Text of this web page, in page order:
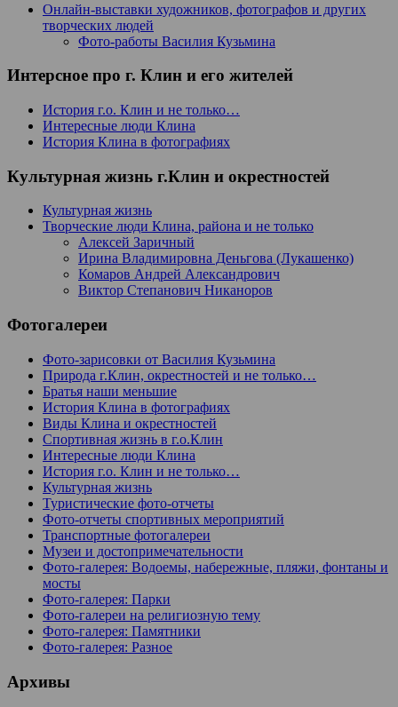
Онлайн-выставки художников, фотографов и других
творческих людей
Фото-работы Василия Кузьмина
Интерсное про г. Клин и его жителей
История г.о. Клин и не только…
Интересные люди Клина
История Клина в фотографиях
Культурная жизнь г.Клин и окрестностей
Культурная жизнь
Творческие люди Клина, района и не только
Алексей Заричный
Ирина Владимировна Деньгова (Лукашенко)
Комаров Андрей Александрович
Виктор Степанович Никаноров
Фотогалереи
Фото-зарисовки от Василия Кузьмина
Природа г.Клин, окрестностей и не только…
Братья наши меньшие
История Клина в фотографиях
Виды Клина и окрестностей
Спортивная жизнь в г.о.Клин
Интересные люди Клина
История г.о. Клин и не только…
Культурная жизнь
Туристические фото-отчеты
Фото-отчеты спортивных мероприятий
Транспортные фотогалереи
Музеи и достопримечательности
Фото-галерея: Водоемы, набережные, пляжи, фонтаны и
мосты
Фото-галерея: Парки
Фото-галереи на религиозную тему
Фото-галерея: Памятники
Фото-галерея: Разное
Архивы